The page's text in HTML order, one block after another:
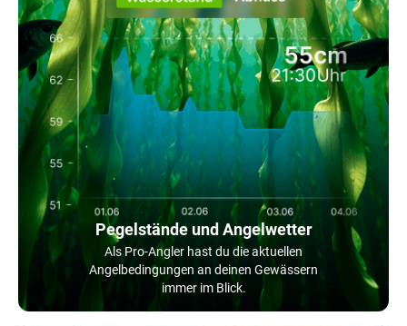
Pegelstände und Angelwetter
Als Pro-Angler hast du die aktuellen
Angelbedingungen an deinen Gewässern
immer im Blick.